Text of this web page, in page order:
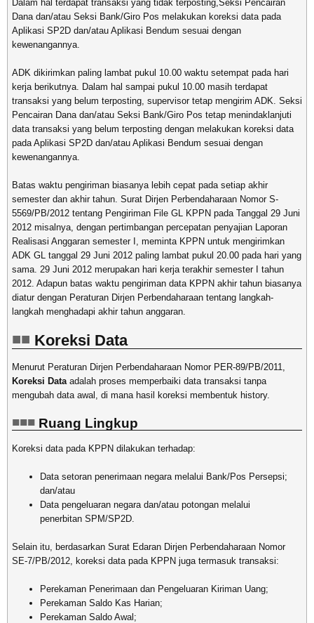
Dalam hal terdapat transaksi yang tidak terposting,Seksi Pencairan
Dana dan/atau Seksi Bank/Giro Pos melakukan koreksi data pada
Aplikasi SP2D dan/atau Aplikasi Bendum sesuai dengan
kewenangannya.
ADK dikirimkan paling lambat pukul 10.00 waktu setempat pada hari
kerja berikutnya. Dalam hal sampai pukul 10.00 masih terdapat
transaksi yang belum terposting, supervisor tetap mengirim ADK. Seksi
Pencairan Dana dan/atau Seksi Bank/Giro Pos tetap menindaklanjuti
data transaksi yang belum terposting dengan melakukan koreksi data
pada Aplikasi SP2D dan/atau Aplikasi Bendum sesuai dengan
kewenangannya.
Batas waktu pengiriman biasanya lebih cepat pada setiap akhir
semester dan akhir tahun. Surat Dirjen Perbendaharaan Nomor S-
5569/PB/2012 tentang Pengiriman File GL KPPN pada Tanggal 29 Juni
2012 misalnya, dengan pertimbangan percepatan penyajian Laporan
Realisasi Anggaran semester I, meminta KPPN untuk mengirimkan
ADK GL tanggal 29 Juni 2012 paling lambat pukul 20.00 pada hari yang
sama. 29 Juni 2012 merupakan hari kerja terakhir semester I tahun
2012. Adapun batas waktu pengiriman data KPPN akhir tahun biasanya
diatur dengan Peraturan Dirjen Perbendaharaan tentang langkah-
langkah menghadapi akhir tahun anggaran.
Koreksi Data
Menurut Peraturan Dirjen Perbendaharaan Nomor PER-89/PB/2011,
Koreksi Dataadalah proses memperbaiki data transaksi tanpa
mengubah data awal, di mana hasil koreksi membentuk history.
Ruang Lingkup
Koreksi data pada KPPN dilakukan terhadap:
Data setoran penerimaan negara melalui Bank/Pos Persepsi;
dan/atau
Data pengeluaran negara dan/atau potongan melalui
penerbitan SPM/SP2D.
Selain itu, berdasarkan Surat Edaran Dirjen Perbendaharaan Nomor
SE-7/PB/2012, koreksi data pada KPPN juga termasuk transaksi:
Perekaman Penerimaan dan Pengeluaran Kiriman Uang;
Perekaman Saldo Kas Harian;
Perekaman Saldo Awal;